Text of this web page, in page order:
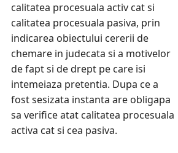
calitatea procesuala activ cat si
calitatea procesuala pasiva, prin
indicarea obiectului cererii de
chemare in judecata si a motivelor
de fapt si de drept pe care isi
intemeiaza pretentia. Dupa ce a
fost sesizata instanta are obligapa
sa verifice atat calitatea procesuala
activa cat si cea pasiva.